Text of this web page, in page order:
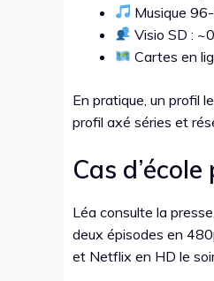
Musique
Visio SD :
Cartes en
En pratique, un profil
profil axé séries et
Cas
Léa consulte la
deux épisodes en
et Netflix en HD le